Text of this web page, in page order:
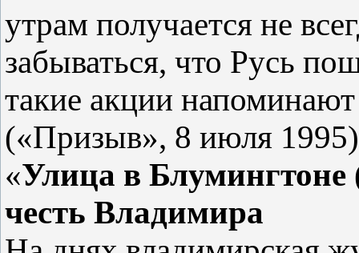
утрам получается не
забываться, что Русь
такие акции
(«Призыв», 8 июля
«Улица в
честь Владимира